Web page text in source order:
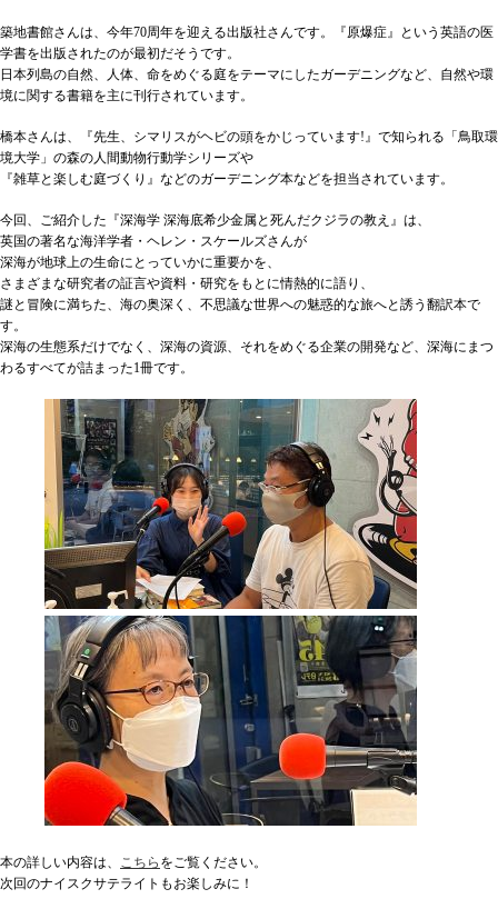
築地書館さんは、今年70周年を迎える出版社さんです。『原爆症』という英語の医
学書を出版されたのが最初だそうです。
日本列島の自然、人体、命をめぐる庭をテーマにしたガーデニングなど、自然や環
境に関する書籍を主に刊行されています。
橋本さんは、『先生、シマリスがヘビの頭をかじっています!』で知られる「鳥取環
境大学」の森の人間動物行動学シリーズや
『雑草と楽しむ庭づくり』などのガーデニング本などを担当されています。
今回、ご紹介した『深海学 深海底希少金属と死んだクジラの教え』は、
英国の著名な海洋学者・ヘレン・スケールズさんが
深海が地球上の生命にとっていかに重要かを、
さまざまな研究者の証言や資料・研究をもとに情熱的に語り、
謎と冒険に満ちた、海の奥深く、不思議な世界への魅惑的な旅へと誘う翻訳本で
す。
深海の生態系だけでなく、深海の資源、それをめぐる企業の開発など、深海にまつ
わるすべてが詰まった1冊です。
本の詳しい内容は、 こちら をご覧ください。
次回のナイスクサテライトもお楽しみに！